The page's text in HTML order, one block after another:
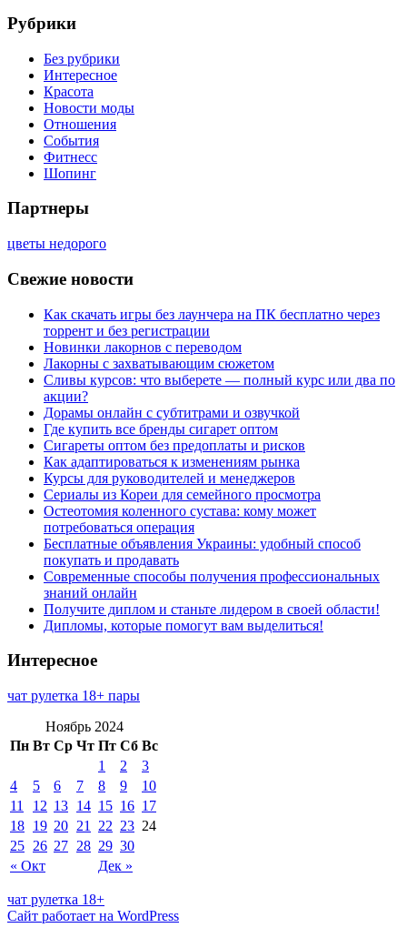
Рубрики
Без рубрики
Интересное
Красота
Новости моды
Отношения
События
Фитнесс
Шопинг
Партнеры
цветы недорого
Свежие новости
Как скачать игры без лаунчера на ПК бесплатно через
торрент и без регистрации
Новинки лакорнов с переводом
Лакорны с захватывающим сюжетом
Сливы курсов: что выберете — полный курс или два по
акции?
Дорамы онлайн с субтитрами и озвучкой
Где купить все бренды сигарет оптом
Сигареты оптом без предоплаты и рисков
Как адаптироваться к изменениям рынка
Курсы для руководителей и менеджеров
Сериалы из Кореи для семейного просмотра
Остеотомия коленного сустава: кому может
потребоваться операция
Бесплатные объявления Украины: удобный способ
покупать и продавать
Современные способы получения профессиональных
знаний онлайн
Получите диплом и станьте лидером в своей области!
Дипломы, которые помогут вам выделиться!
Интересное
чат рулетка 18+ пары
Ноябрь 2024
Пн Вт Ср Чт Пт Сб Вс
« Окт Дек »
1 2
3
4
5 6 7 8 9
10
11
12 13 14 15 16 17
18 19 20 21 22 23 24
25 26 27 28 29 30
чат рулетка 18+
Сайт работает на WordPress